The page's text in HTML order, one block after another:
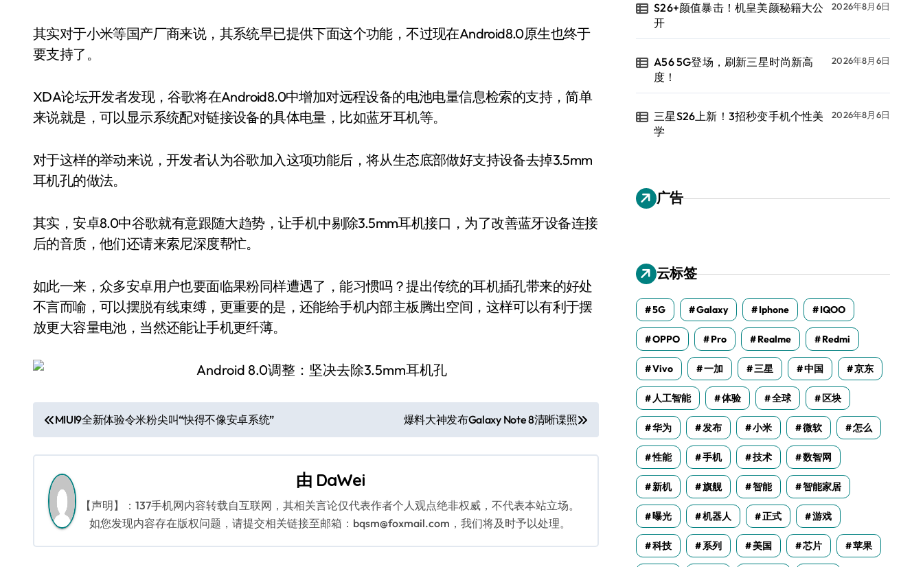
其实对于小米等国产厂商来说，其系统早已提供下面这个功能，不过现在Android8.0原生也终于
要支持了。
XDA论坛开发者发现，谷歌将在Android8.0中增加对远程设备的电池电量信息检索的支持，简单
来说就是，可以显示系统配对链接设备的具体电量，比如蓝牙耳机等。
对于这样的举动来说，开发者认为谷歌加入这项功能后，将从生态底部做好支持设备去掉3.5mm
耳机孔的做法。
其实，安卓8.0中谷歌就有意跟随大趋势，让手机中剔除3.5mm耳机接口，为了改善蓝牙设备连接
后的音质，他们还请来索尼深度帮忙。
如此一来，众多安卓用户也要面临果粉同样遭遇了，能习惯吗？提出传统的耳机插孔带来的好处
不言而喻，可以摆脱有线束缚，更重要的是，还能给手机内部主板腾出空间，这样可以有利于摆
放更大容量电池，当然还能让手机更纤薄。
文
章
导
航
MIUI9全新体验令米粉尖叫“快得不像安卓系统” 爆料大神发布Galaxy Note 8清晰谍照
由 DaWei
【声明】：137手机网内容转载自互联网，其相关言论仅代表作者个人观点绝非权威，不代表本站立场。
如您发现内容存在版权问题，请提交相关链接至邮箱：bqsm@foxmail.com，我们将及时予以处理。
S26+颜值暴击！机皇美颜秘籍大公
开
2026年8月6日
A56 5G登场，刷新三星时尚新高
度！
2026年8月6日
三星S26上新！3招秒变手机个性美
学
2026年8月6日
广告
云标签
5G Galaxy Iphone IQOO
OPPO Pro Realme Redmi
Vivo 一加 三星 中国 京东
人工智能 体验 全球 区块
华为 发布 小米 微软 怎么
性能 手机 技术 数智网
新机 旗舰 智能 智能家居
曝光 机器人 正式 游戏
科技 系列 美国 芯片 苹果